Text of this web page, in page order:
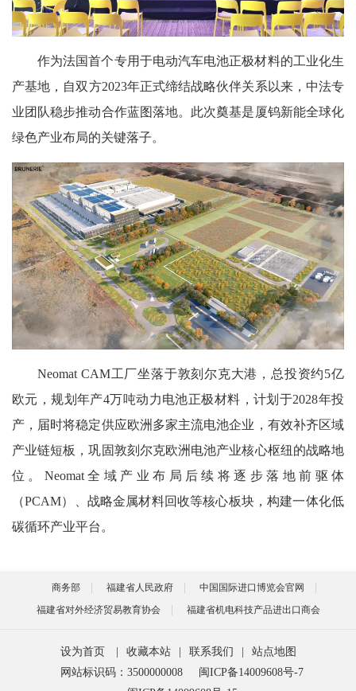
作为法国首个专用于电动汽车电池正极材料的工业化生
产基地，自双方2023年正式缔结战略伙伴关系以来，中法专
业团队稳步推动合作蓝图落地。此次奠基是厦钨新能全球化
绿色产业布局的关键落子。
Neomat CAM工厂坐落于敦刻尔克大港，总投资约5亿
欧元，规划年产4万吨动力电池正极材料，计划于2028年投
产，届时将稳定供应欧洲多家主流电池企业，有效补齐区域
产业链短板，巩固敦刻尔克欧洲电池产业核心枢纽的战略地
位。Neomat全域产业布局后续将逐步落地前驱体
（PCAM）、战略金属材料回收等核心板块，构建一体化低
碳循环产业平台。
商务部 福建省人民政府
中国国际进口博览会官网
福建省对外经济贸易教育协会
福建省机电科技产品进出口商会
设为首页 收藏本站 联系我们
站点地图
网站标识码：3500000008
闽ICP备14009608号-7